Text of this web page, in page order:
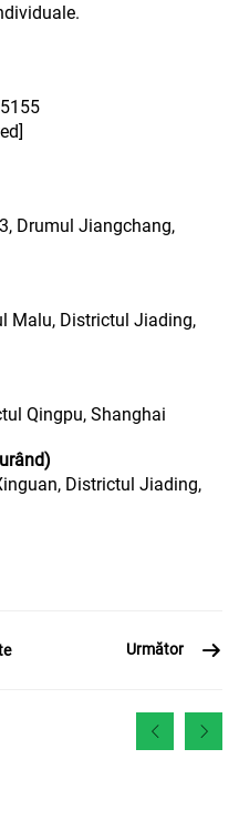
Drumul Jiangchang,
Malu, Districtul Jiading,
Qingpu, Shanghai
Districtul Jiading,
Următor